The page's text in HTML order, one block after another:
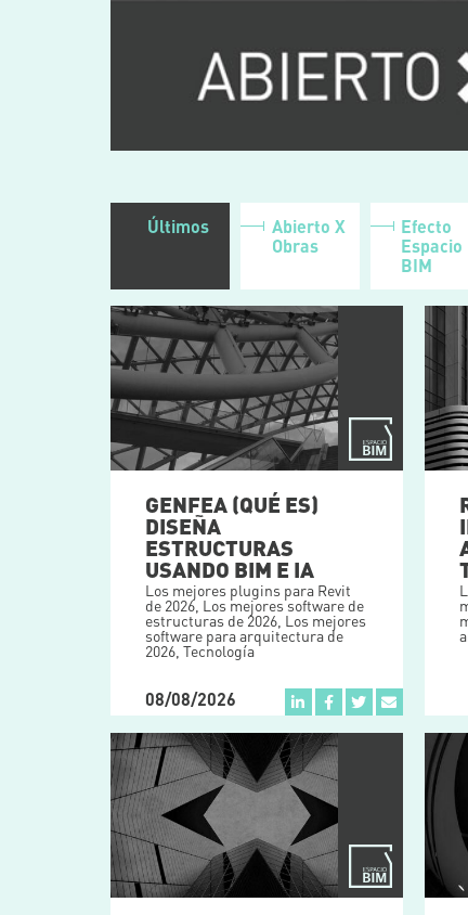
Últimos
Abierto X
Obras
Efecto
Espacio
BIM
GENFEA (QUÉ ES)
DISEÑA
ESTRUCTURAS
USANDO BIM E IA
Los mejores plugins para Revit
de 2026, Los mejores software de
estructuras de 2026 Los mejores
software para arquitectura de
2026 Tecnología
08/08/2026